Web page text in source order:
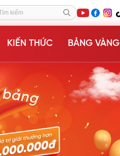
kiếm
KIẾN THỨC BẢNG VÀNG